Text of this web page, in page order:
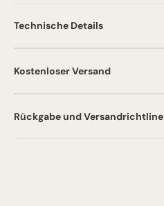
Technische Details
Kostenloser Versand
Rückgabe und Versandrichtline